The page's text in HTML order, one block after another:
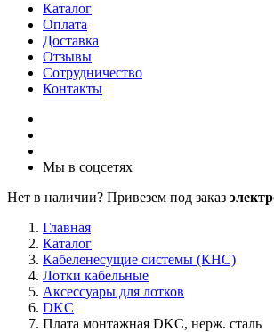
Каталог
Оплата
Доставка
Отзывы
Сотрудничество
Контакты
Мы в соцсетях
Нет в наличии? Привезем под заказ
Главная
Каталог
Кабеленесущие системы (КНС)
Лотки кабельные
Аксессуары для лотков
DKC
Плата монтажная DKC, нерж. сталь